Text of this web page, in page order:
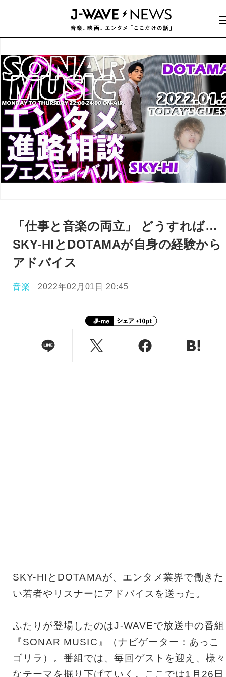
「仕事と音楽の両立」 どうすれば…
SKY-HIとDOTAMAが自身の経験から
アドバイス
音楽 2022年02月01日 20:45
SKY-HIとDOTAMAが、エンタメ業界で働きた
い若者やリスナーにアドバイスを送った。
ふたりが登場したのはJ-WAVEで放送中の番組
『SONAR MUSIC』（ナビゲーター：あっこ
ゴリラ）。番組では、毎回ゲストを迎え、様々
なテーマを掘り下げていく。ここでは1月26日